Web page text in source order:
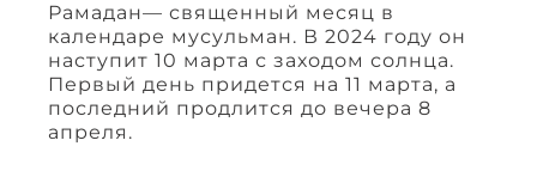
Рамадан— священный месяц в
календаре мусульман. В 2024 году он
наступит 10 марта с заходом солнца.
Первый день придется на 11 марта, а
последний продлится до вечера 8
апреля.